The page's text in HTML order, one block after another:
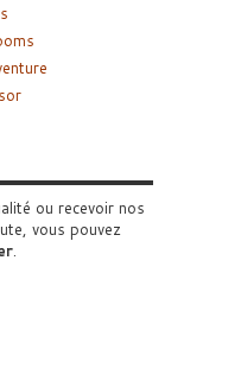
ou recevoir nos
vous pouvez
.